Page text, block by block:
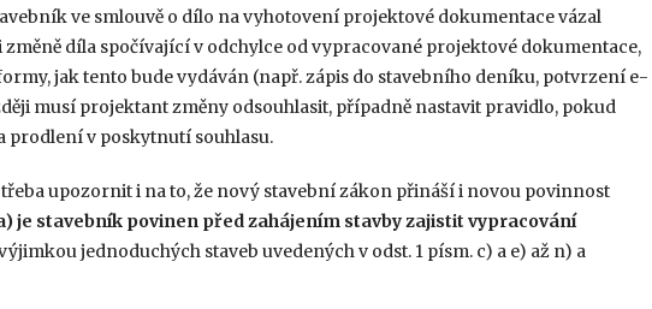
ve smlouvě o dílo na vyhotovení projektové dokumentace vázal
díla spočívající v odchylce od vypracované projektové dokumentace,
jak tento bude vydáván (např. zápis do stavebního deníku, potvrzení e-
musí projektant změny odsouhlasit, případně nastavit pravidlo, pokud
prodlení v poskytnutí souhlasu.
upozornit i na to, že nový stavební zákon přináší i novou povinnost
je stavebník povinen před zahájením stavby zajistit vypracování
jednoduchých staveb uvedených v odst. 1 písm. c) a e) až n) a